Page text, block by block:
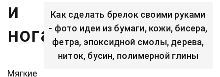
и
ногами
Мягкие
Как сделать брелок своими руками
- фото идеи из бумаги, кожи, бисера,
фетра, эпоксидной смолы, дерева,
ниток, бусин, полимерной глины